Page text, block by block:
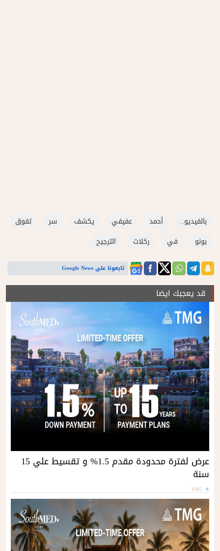
بالفيديو.. أحمد عفيفي يكشف سر
تفوق
بونو
في ركلات الترجيح
تابعونا على Google News
قد يعجبك ايضا
عرض لفترة محدودة مقدم 1.5% و تقسيط علي 15
سنة
TMG